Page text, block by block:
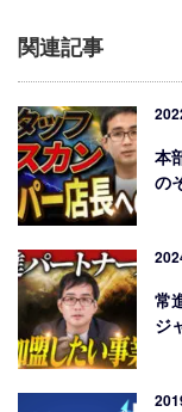
関連記事
本
の
常
ジ